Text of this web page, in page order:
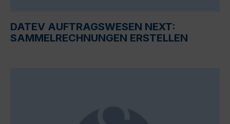
DATEV AUFTRAGSWESEN NEXT:
SAMMELRECHNUNGEN ERSTELLEN